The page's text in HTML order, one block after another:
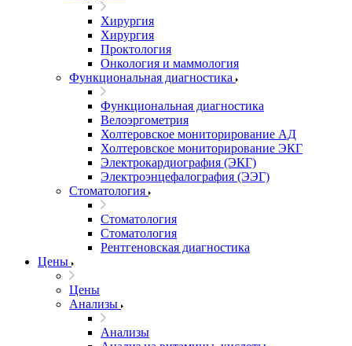
Хирургия
Хирургия
Проктология
Онкология и маммология
Функциональная диагностика
Функциональная диагностика
Велоэргометрия
Холтеровское мониторирование АД
Холтеровское мониторирование ЭКГ
Электрокардиография (ЭКГ)
Электроэнцефалография (ЭЭГ)
Стоматология
Стоматология
Стоматология
Рентгеновская диагностика
Цены
Цены
Анализы
Анализы